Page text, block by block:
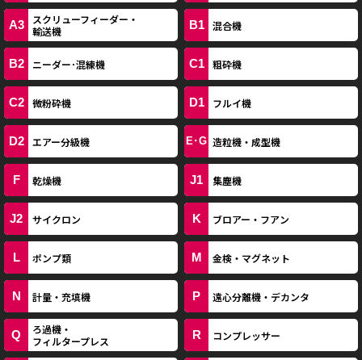
A3
スクリューフィーダー・
輸送機
B1 混合機
B2 ニーダー･混練機 C1 粗砕機
C2 微粉砕機 D1 フルイ機
D2 エアー分級機 E･G 造粒機・成型機
F 乾燥機 J1 集塵機
J2 サイクロン K ブロアー・フアン
L ポンプ類 M 金検・マグネット
N 計量・充填機 P 遠心分離機・デカンタ
Q
ろ過機・
フィルタープレス
R コンプレッサー